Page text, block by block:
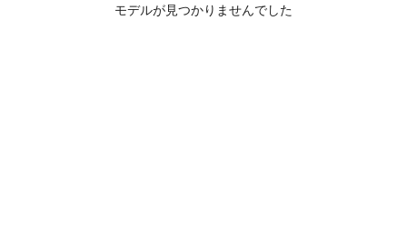
モデルが見つかりませんでした